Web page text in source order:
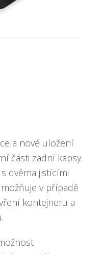
nové uložení
části zadní kapsy.
dvěma jistícími
v případě
kontejneru a